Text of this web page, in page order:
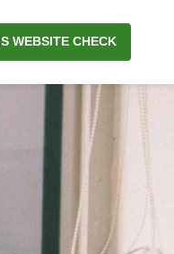
WEBSITE CHECK